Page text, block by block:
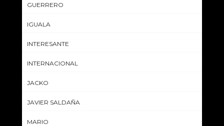
GUERRERO
IGUALA
INTERESANTE
INTERNACIONAL
JACKO
JAVIER SALDAÑA
MARIO